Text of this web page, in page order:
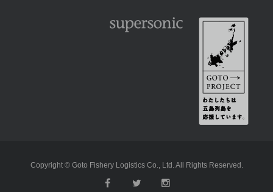
Copyright © Goto Fishery Logistics Co., Ltd. All Rights Reserved.